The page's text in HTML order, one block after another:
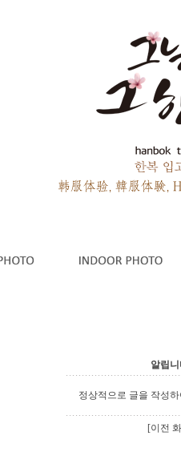
알립니
정상적으로 글을 작성
[이전